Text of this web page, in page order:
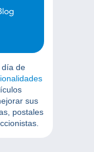
día de
sus
postales